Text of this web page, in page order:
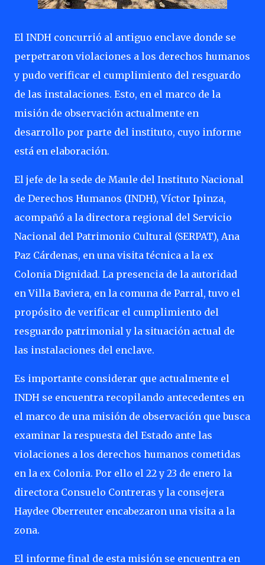
El INDH concurrió al antiguo enclave donde se
perpetraron violaciones a los derechos humanos
y pudo verificar el cumplimiento del resguardo
de las instalaciones. Esto, en el marco de la
misión de observación actualmente en
desarrollo por parte del instituto, cuyo informe
está en elaboración.
El jefe de la sede de Maule del Instituto Nacional
de Derechos Humanos (INDH), Víctor Ipinza,
acompañó a la directora regional del Servicio
Nacional del Patrimonio Cultural (SERPAT), Ana
Paz Cárdenas, en una visita técnica a la ex
Colonia Dignidad. La presencia de la autoridad
en Villa Baviera, en la comuna de Parral, tuvo el
propósito de verificar el cumplimiento del
resguardo patrimonial y la situación actual de
las instalaciones del enclave.
Es importante considerar que actualmente el
INDH se encuentra recopilando antecedentes en
el marco de una misión de observación que busca
examinar la respuesta del Estado ante las
violaciones a los derechos humanos cometidas
en la ex Colonia. Por ello el 22 y 23 de enero la
directora Consuelo Contreras y la consejera
Haydee Oberreuter encabezaron una visita a la
zona.
El informe final de esta misión se encuentra en